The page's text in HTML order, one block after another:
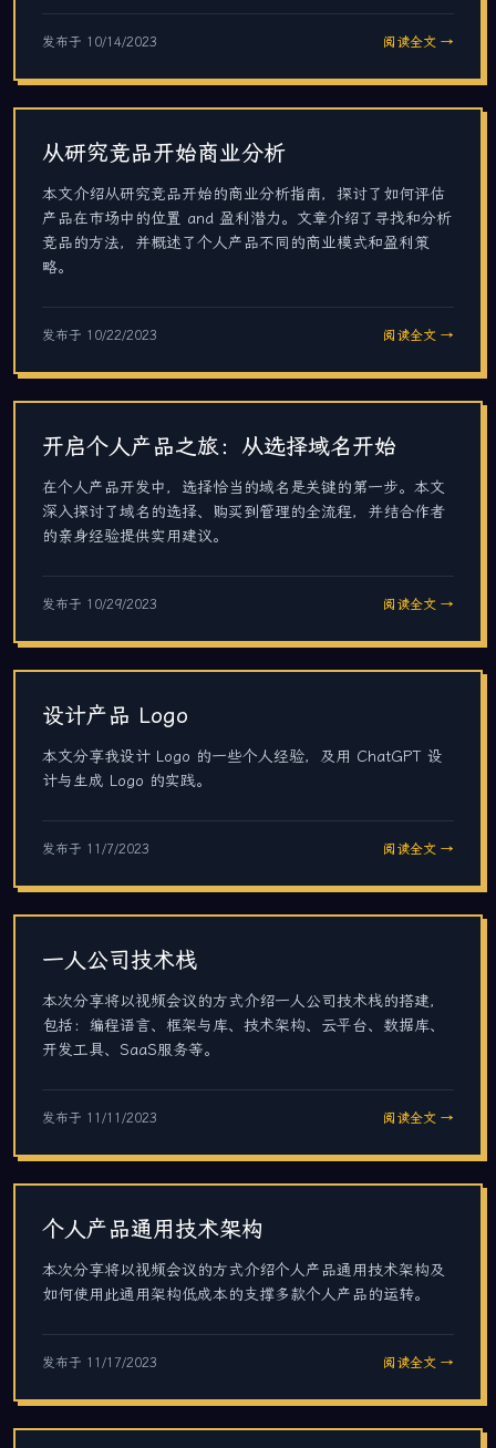
发布于 10/14/2023 阅读全文 →
从研究竞品开始商业分析
本文介绍从研究竞品开始的商业分析指南，探讨了如何评估
产品在市场中的位置 and 盈利潜力。文章介绍了寻找和分析
竞品的方法，并概述了个人产品不同的商业模式和盈利策
略。
发布于 10/22/2023 阅读全文 →
开启个人产品之旅：从选择域名开始
在个人产品开发中，选择恰当的域名是关键的第一步。本文
深入探讨了域名的选择、购买到管理的全流程，并结合作者
的亲身经验提供实用建议。
发布于 10/29/2023 阅读全文 →
设计产品 Logo
本文分享我设计 Logo 的一些个人经验，及用 ChatGPT 设
计与生成 Logo 的实践。
发布于 11/7/2023 阅读全文 →
一人公司技术栈
本次分享将以视频会议的方式介绍一人公司技术栈的搭建，
包括：编程语言、框架与库、技术架构、云平台、数据库、
开发工具、SaaS服务等。
发布于 11/11/2023 阅读全文 →
个人产品通用技术架构
本次分享将以视频会议的方式介绍个人产品通用技术架构及
如何使用此通用架构低成本的支撑多款个人产品的运转。
发布于 11/17/2023 阅读全文 →